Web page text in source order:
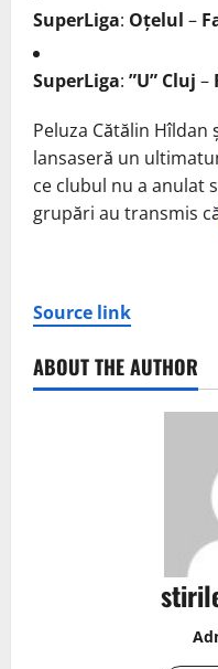
SuperLiga: Oțelul –
SuperLiga: ”U” Cluj –
Peluza Cătălin Hîldan
lansaseră un
ce clubul nu a anulat
grupări au transmis
Source link
ABOUT THE AUTHOR